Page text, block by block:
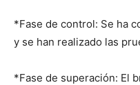
*Fase de control: Se ha
y se han realizado las
*Fase de superación: El